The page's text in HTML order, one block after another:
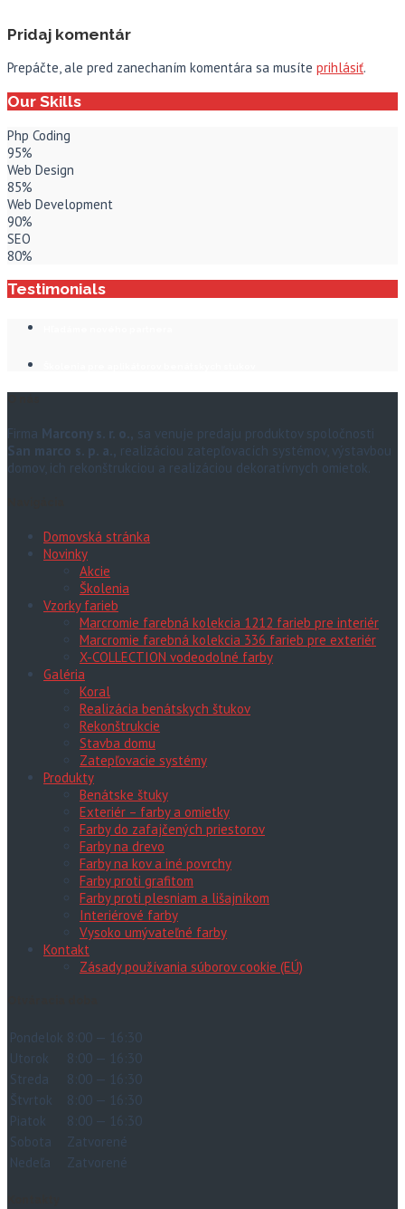
Pridaj komentár
Prepáčte, ale pred zanechaním komentára sa musíte prihlásiť.
Our Skills
Php Coding
95%
Web Design
85%
Web Development
90%
SEO
80%
Testimonials
Firma Marcony s. r. o., sa venuje predaju produktov spoločnosti
San marco s. p. a., realizáciou zatepľovacích systémov, výstavbou
domov, ich rekonštrukciou a realizáciou dekoratívnych omietok.
Domovská stránka
Novinky
Akcie
Školenia
Vzorky farieb
Marcromie farebná kolekcia 1212 farieb pre interiér
Marcromie farebná kolekcia 336 farieb pre exteriér
X-COLLECTION vodeodolné farby
Galéria
Koral
Realizácia benátskych štukov
Rekonštrukcie
Stavba domu
Zatepľovacie systémy
Produkty
Benátske štuky
Exteriér – farby a omietky
Farby do zafajčených priestorov
Farby na drevo
Farby na kov a iné povrchy
Farby proti grafitom
Farby proti plesniam a lišajníkom
Interiérové farby
Vysoko umývateľné farby
Kontakt
Zásady používania súborov cookie (EÚ)
Pondelok 8:00 — 16:30
Utorok
8:00 — 16:30
Streda
8:00 — 16:30
Štvrtok
8:00 — 16:30
Piatok
8:00 — 16:30
Sobota
Zatvorené
Nedeľa
Zatvorené